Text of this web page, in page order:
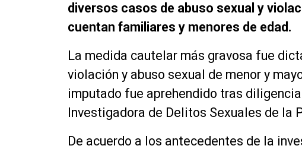
diversos casos de abuso sexual y
cuentan familiares y menores de edad.
La medida cautelar más gravosa fue
violación y abuso sexual de menor y
imputado fue aprehendido tras
Investigadora de Delitos Sexuales de la
De acuerdo a los antecedentes de la